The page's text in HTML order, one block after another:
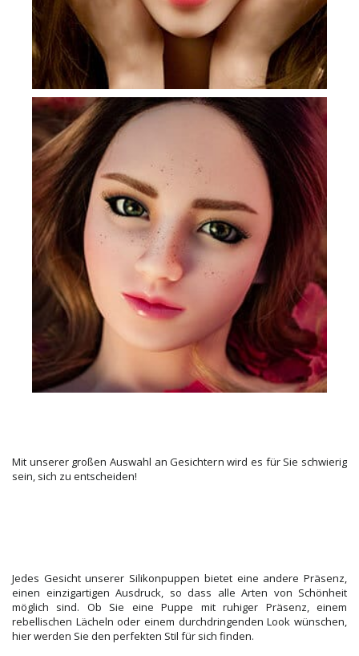
Mit unserer großen Auswahl an Gesichtern wird es für Sie schwierig
sein, sich zu entscheiden!
Jedes Gesicht unserer Silikonpuppen bietet eine andere Präsenz,
einen einzigartigen Ausdruck, so dass alle Arten von Schönheit
möglich sind. Ob Sie eine Puppe mit ruhiger Präsenz, einem
rebellischen Lächeln oder einem durchdringenden Look wünschen,
hier werden Sie den perfekten Stil für sich finden.